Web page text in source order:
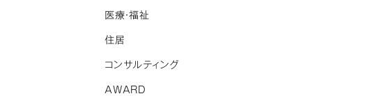
医療・福祉
住居
コンサルティング
AWARD